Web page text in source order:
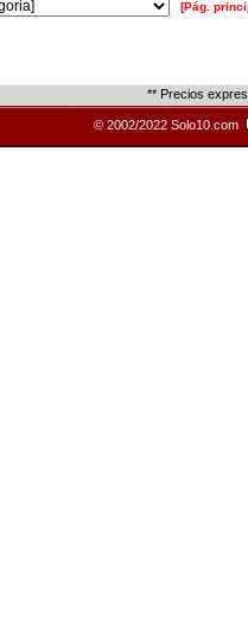
[Pág.
** Precios
© 2002/2022 Solo10.com